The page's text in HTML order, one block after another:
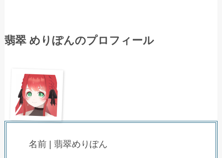
翡翠 めりぽんのプロフィール
名前 | 翡翠めりぽん